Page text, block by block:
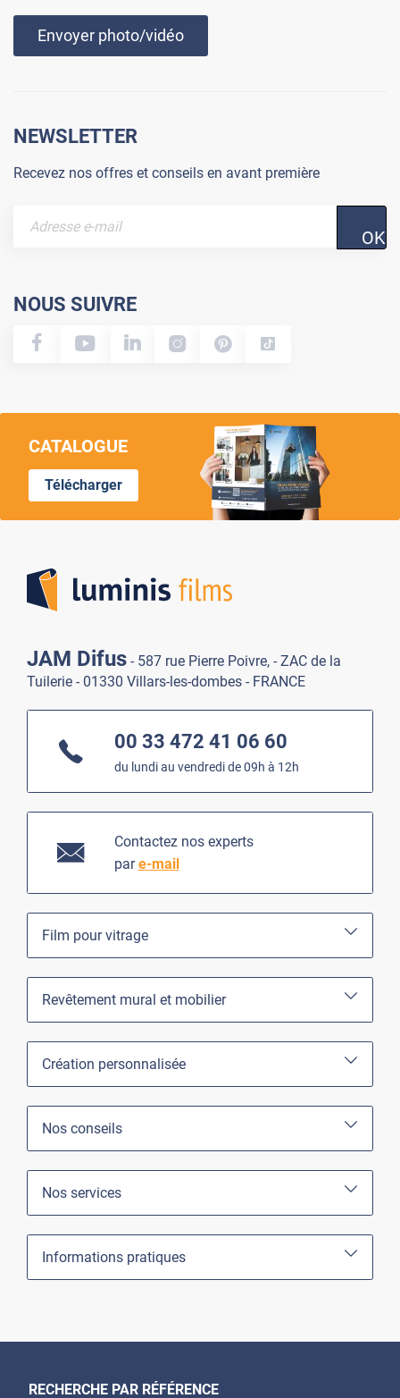
Envoyer photo/vidéo
NEWSLETTER
Recevez nos offres et conseils en avant première
OK
NOUS SUIVRE
CATALOGUE
Télécharger
JAM Difus - 587 rue Pierre Poivre, - ZAC de la
Tuilerie - 01330 Villars-les-dombes - FRANCE
00 33 472 41 06 60
du lundi au vendredi de 09h à 12h
Contactez nos experts
pare-mail
Film pour vitrage
Revêtement mural et mobilier
Création personnalisée
Nos conseils
Nos services
Informations pratiques
RECHERCHE PAR RÉFÉRENCE